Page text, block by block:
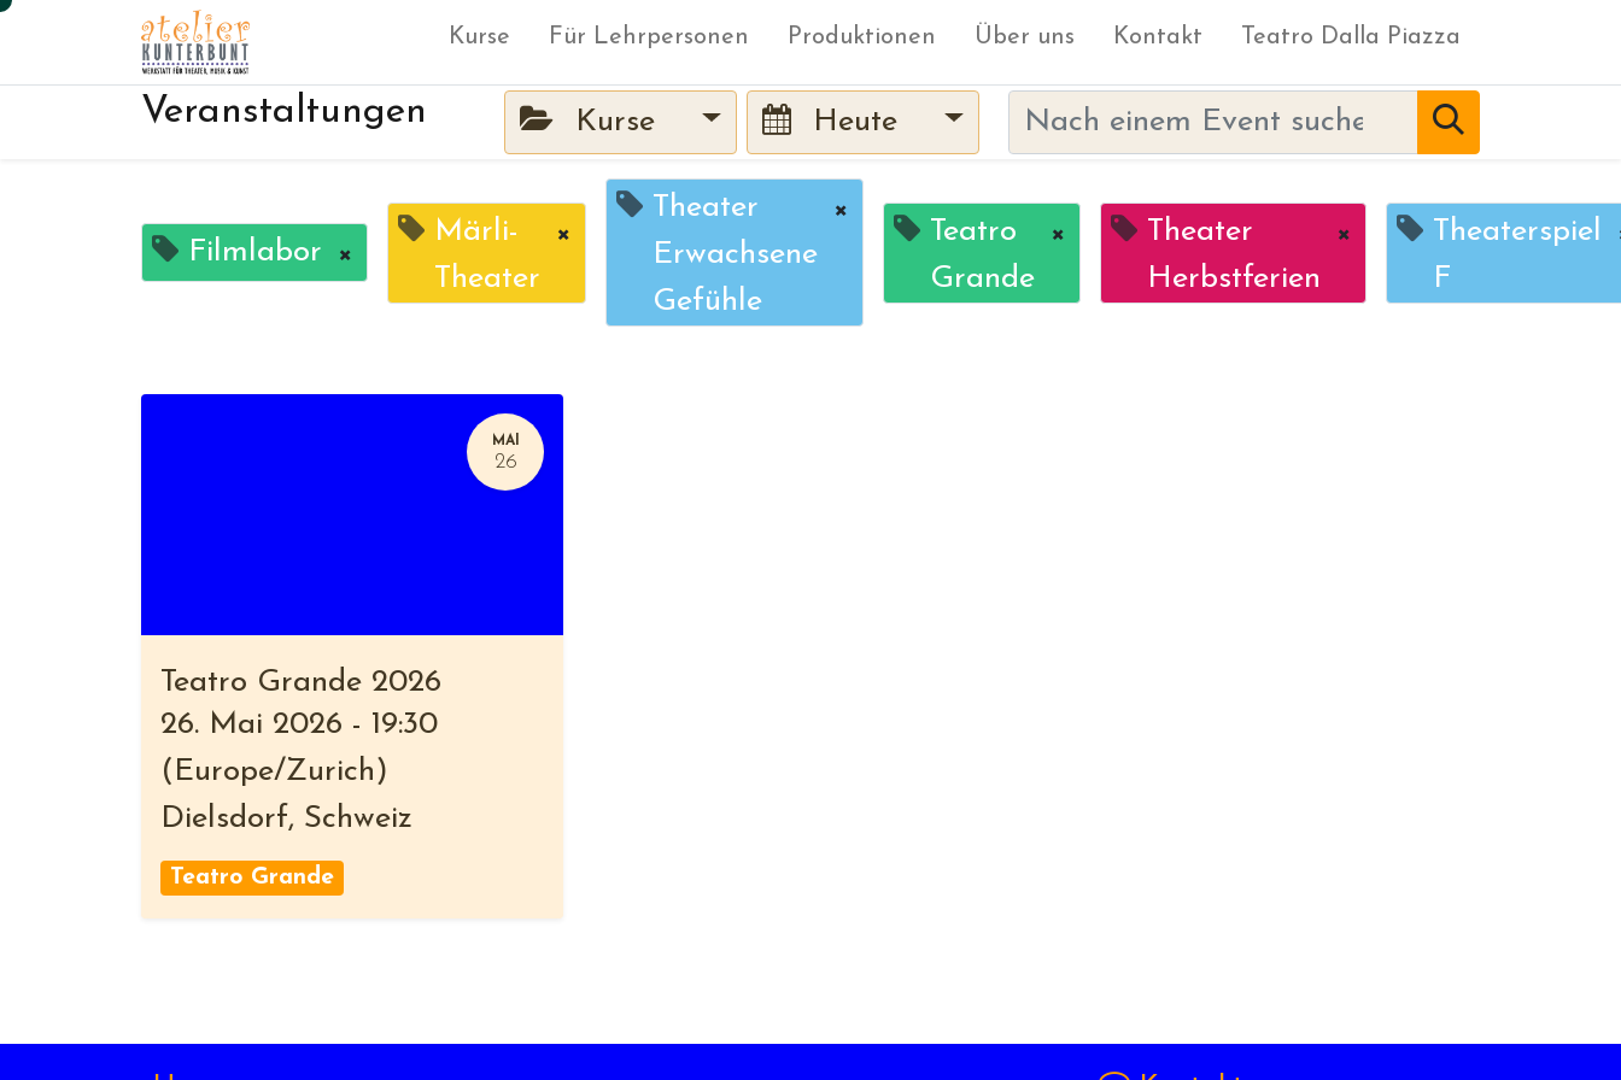
Kurse Für Lehrpersonen Produktionen Über uns Kontakt Teatro Dalla Piazza
Veranstaltungen Kurse Heute
Filmlabor ×
Märli-
Theater
×
Theater
Erwachsene
Gefühle
×
Teatro
Grande
×
Theater
Herbstferien
×
Theaterspiel
F
MAI
26
Teatro Grande 2026
26. Mai 2026 - 19:30
( Europe/Zurich )
Dielsdorf, Schweiz
Teatro Grande